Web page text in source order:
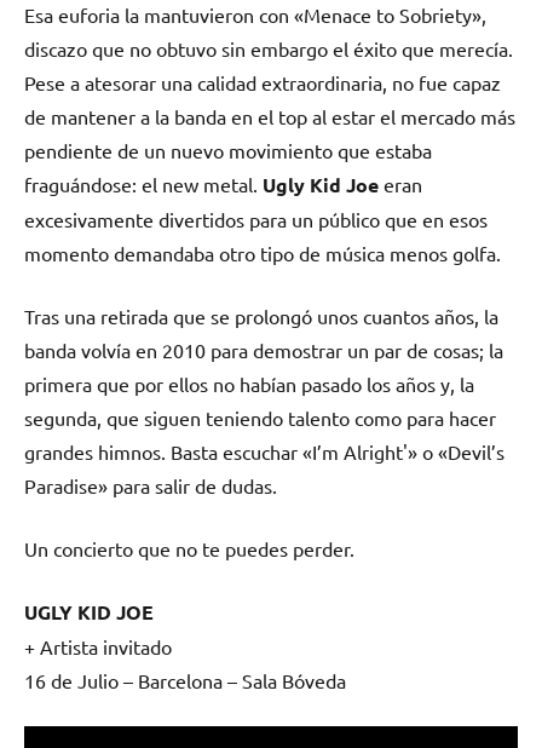
Esa euforia la mantuvieron con «Menace to Sobriety»,
discazo que no obtuvo sin embargo el éxito que merecía.
Pese a atesorar una calidad extraordinaria, no fue capaz
de mantener a la banda en el top al estar el mercado más
pendiente de un nuevo movimiento que estaba
fraguándose: el new metal. Ugly Kid Joe eran
excesivamente divertidos para un público que en esos
momento demandaba otro tipo de música menos golfa.
Tras una retirada que se prolongó unos cuantos años, la
banda volvía en 2010 para demostrar un par de cosas; la
primera que por ellos no habían pasado los años y, la
segunda, que siguen teniendo talento como para hacer
grandes himnos. Basta escuchar «I’m Alright'» o «Devil’s
Paradise» para salir de dudas.
Un concierto que no te puedes perder.
UGLY KID JOE
+ Artista invitado
16 de Julio – Barcelona – Sala Bóveda